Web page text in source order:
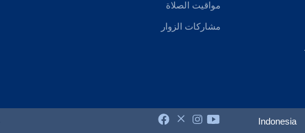
مواقيت الصلاة
مشاركات الزوار
Indonesia